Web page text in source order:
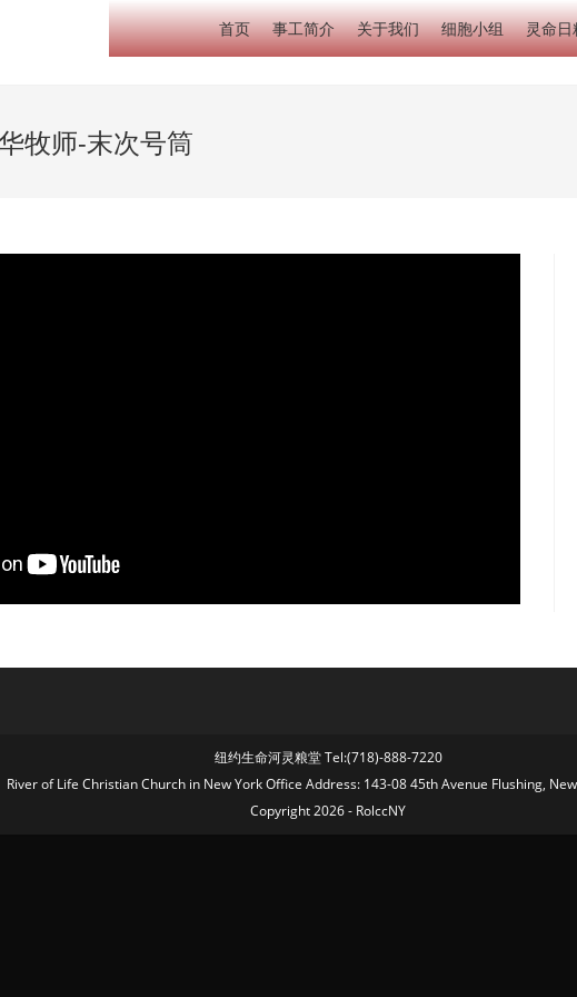
首页 事工简介 关于我们 细胞小组 灵命日
牧师-末次号筒
纽约生命河灵粮堂 Tel:(718)-888-7220
River of Life Christian Church in New York Office Address: 143-08 45th Avenue Flushing,
Copyright 2026 - RolccNY